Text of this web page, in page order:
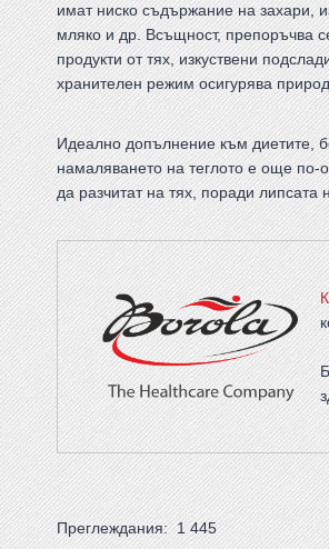
имат ниско съдържание на захари,
мляко и др. Всъщност, препоръчва
продукти от тях, изкуствени
хранителен режим осигурява
Идеално допълнение към диетите,
намаляването на теглото е още по-
да разчитат на тях, поради
Преглеждания: 1 445